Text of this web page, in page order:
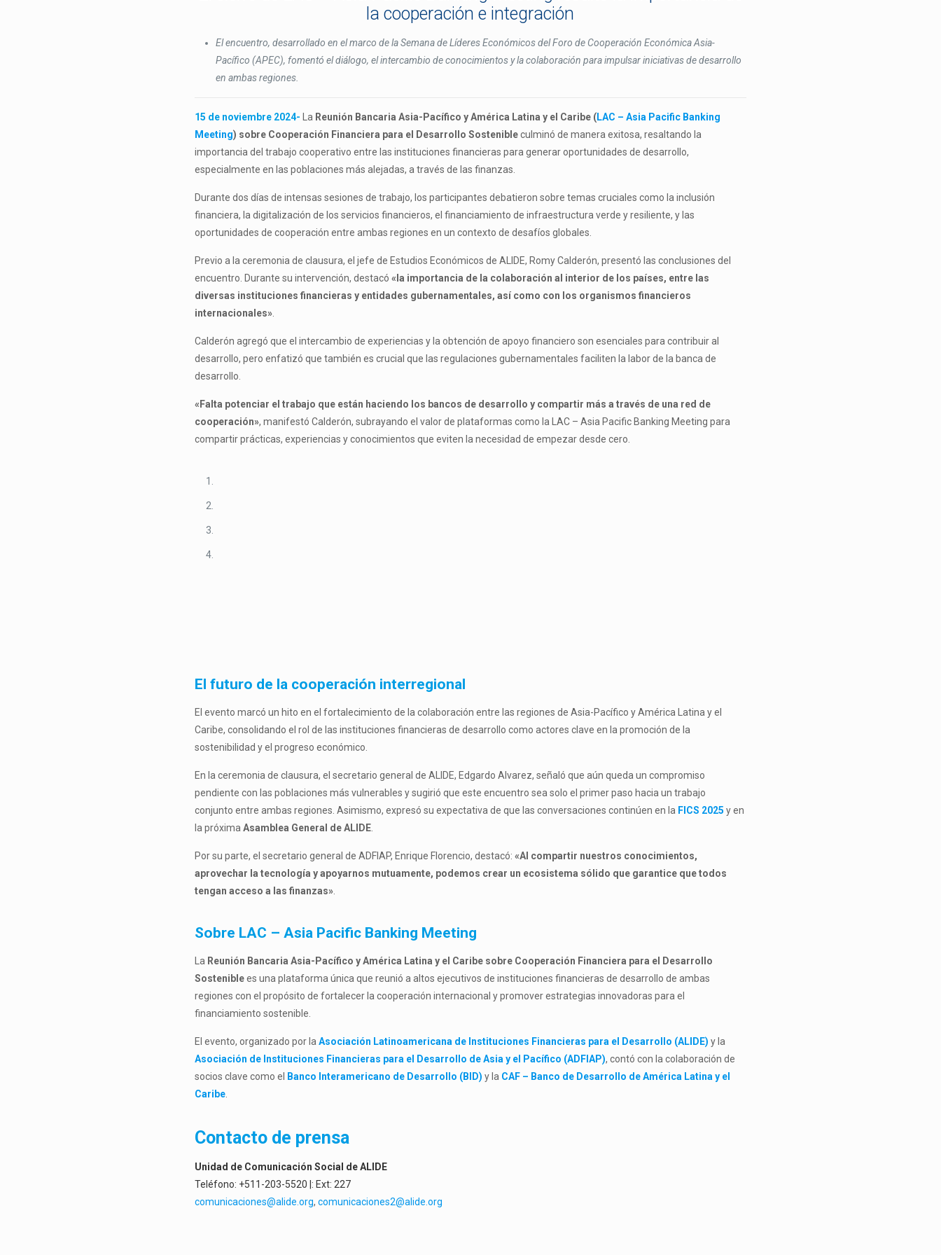
la cooperación e integración
El encuentro, desarrollado en el marco de la Semana de Líderes Económicos del Foro de Cooperación Económica Asia-
Pacífico (APEC), fomentó el diálogo, el intercambio de conocimientos y la colaboración para impulsar iniciativas de desarrollo
en ambas regiones.
15 de noviembre 2024- La Reunión Bancaria Asia-Pacífico y América Latina y el Caribe (LAC – Asia Pacific Banking
Meeting) sobre Cooperación Financiera para el Desarrollo Sostenibleculminó de manera exitosa, resaltando la
importancia del trabajo cooperativo entre las instituciones financieras para generar oportunidades de desarrollo,
especialmente en las poblaciones más alejadas, a través de las finanzas.
Durante dos días de intensas sesiones de trabajo, los participantes debatieron sobre temas cruciales como la inclusión
financiera, la digitalización de los servicios financieros, el financiamiento de infraestructura verde y resiliente, y las
oportunidades de cooperación entre ambas regiones en un contexto de desafíos globales.
Previo a la ceremonia de clausura, el jefe de Estudios Económicos de ALIDE, Romy Calderón, presentó las conclusiones del
encuentro. Durante su intervención, destacó«la importancia de la colaboración al interior de los países, entre las
diversas instituciones financieras y entidades gubernamentales, así como con los organismos financieros
internacionales»
Calderón agregó que el intercambio de experiencias y la obtención de apoyo financiero son esenciales para contribuir al
desarrollo, pero enfatizó que también es crucial que las regulaciones gubernamentales faciliten la labor de la banca de
desarrollo.
«Falta potenciar el trabajo que están haciendo los bancos de desarrollo y compartir más a través de una red de
cooperación», manifestó Calderón, subrayando el valor de plataformas como la LAC – Asia Pacific Banking Meeting para
compartir prácticas, experiencias y conocimientos que eviten la necesidad de empezar desde cero.
El futuro de la cooperación interregional
El evento marcó un hito en el fortalecimiento de la colaboración entre las regiones de Asia-Pacífico y América Latina y el
Caribe, consolidando el rol de las instituciones financieras de desarrollo como actores clave en la promoción de la
sostenibilidad y el progreso económico.
En la ceremonia de clausura, el secretario general de ALIDE, Edgardo Alvarez, señaló que aún queda un compromiso
pendiente con las poblaciones más vulnerables y sugirió que este encuentro sea solo el primer paso hacia un trabajo
conjunto entre ambas regiones. Asimismo, expresó su expectativa de que las conversaciones continúen en la FICS 2025 y en
la próximaAsamblea General de ALIDE
Por su parte, el secretario general de ADFIAP, Enrique Florencio, destacó:«Al compartir nuestros conocimientos,
aprovechar la tecnología y apoyarnos mutuamente, podemos crear un ecosistema sólido que garantice que todos
tengan acceso a las finanzas»
Sobre LAC – Asia Pacific Banking Meeting
La Reunión Bancaria Asia-Pacífico y América Latina y el Caribe sobre Cooperación Financiera para el Desarrollo
Sosteniblees una plataforma única que reunió a altos ejecutivos de instituciones financieras de desarrollo de ambas
regiones con el propósito de fortalecer la cooperación internacional y promover estrategias innovadoras para el
financiamiento sostenible.
El evento, organizado por laAsociación Latinoamericana de Instituciones Financieras para el Desarrollo (ALIDE) y la
Asociación de Instituciones Financieras para el Desarrollo de Asia y el Pacífico (ADFIAP), contó con la colaboración de
socios clave como el
Banco Interamericano de Desarrollo (BID) y la CAF – Banco de Desarrollo de América Latina y el
Caribe
Contacto de prensa
Unidad de Comunicación Social de ALIDE
Teléfono: +511-203-5520 |: Ext: 227
comunicaciones@alide.org,comunicaciones2@alide.org